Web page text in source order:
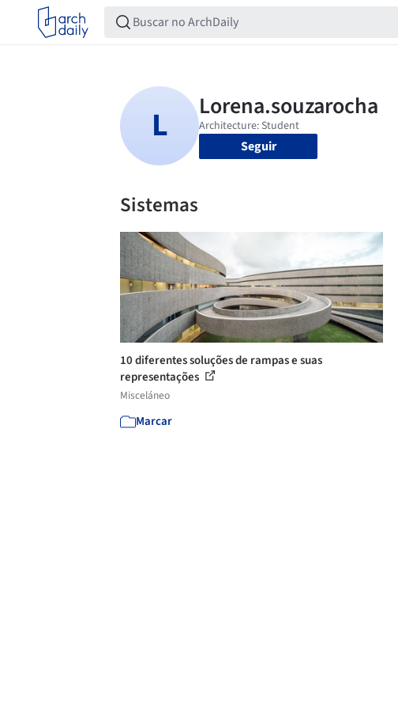
Seguir
Sistemas
10 diferentes soluções de rampas e suas
representações
Misceláneo
Marcar